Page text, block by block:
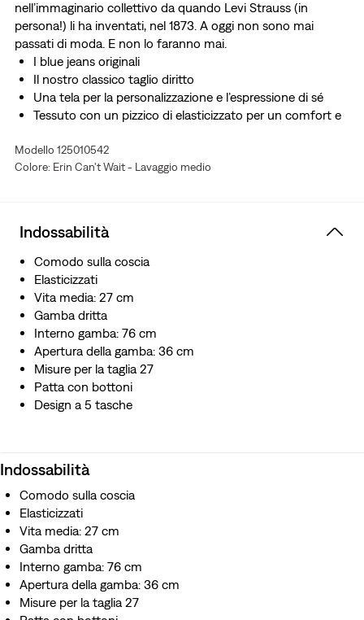
nell’immaginario collettivo da quando Levi Strauss (in
persona!) li ha inventati, nel 1873. A oggi non sono mai
passati di moda. E non lo faranno mai.
I blue jeans originali
Il nostro classico taglio diritto
Una tela per la personalizzazione e l’espressione di sé
Tessuto con un pizzico di elasticizzato per un comfort e
Modello 125010542
Colore: Erin Can't Wait - Lavaggio medio
Indossabilità
Comodo sulla coscia
Elasticizzati
Vita media: 27 cm
Gamba dritta
Interno gamba: 76 cm
Apertura della gamba: 36 cm
Misure per la taglia 27
Patta con bottoni
Design a 5 tasche
Indossabilità
Comodo sulla coscia
Elasticizzati
Vita media: 27 cm
Gamba dritta
Interno gamba: 76 cm
Apertura della gamba: 36 cm
Misure per la taglia 27